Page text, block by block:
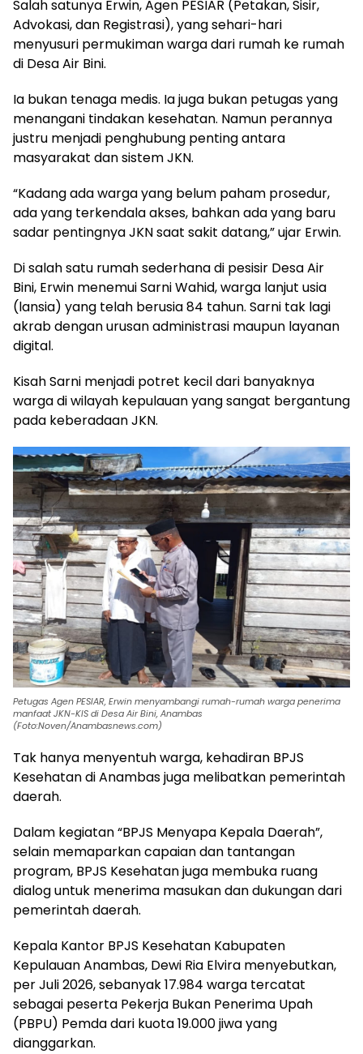
Salah satunya Erwin, Agen PESIAR (Petakan, Sisir,
Advokasi, dan Registrasi), yang sehari-hari
menyusuri permukiman warga dari rumah ke rumah
di Desa Air Bini.
Ia bukan tenaga medis. Ia juga bukan petugas yang
menangani tindakan kesehatan. Namun perannya
justru menjadi penghubung penting antara
masyarakat dan sistem JKN.
“Kadang ada warga yang belum paham prosedur,
ada yang terkendala akses, bahkan ada yang baru
sadar pentingnya JKN saat sakit datang,” ujar Erwin.
Di salah satu rumah sederhana di pesisir Desa Air
Bini, Erwin menemui Sarni Wahid, warga lanjut usia
(lansia) yang telah berusia 84 tahun. Sarni tak lagi
akrab dengan urusan administrasi maupun layanan
digital.
Kisah Sarni menjadi potret kecil dari banyaknya
warga di wilayah kepulauan yang sangat bergantung
pada keberadaan JKN.
Petugas Agen PESIAR, Erwin menyambangi rumah-rumah warga penerima
manfaat JKN-KIS di Desa Air Bini, Anambas
(Foto:Noven/Anambasnews.com)
Tak hanya menyentuh warga, kehadiran BPJS
Kesehatan di Anambas juga melibatkan pemerintah
daerah.
Dalam kegiatan “BPJS Menyapa Kepala Daerah”,
selain memaparkan capaian dan tantangan
program, BPJS Kesehatan juga membuka ruang
dialog untuk menerima masukan dan dukungan dari
pemerintah daerah.
Kepala Kantor BPJS Kesehatan Kabupaten
Kepulauan Anambas, Dewi Ria Elvira menyebutkan,
per Juli 2026, sebanyak 17.984 warga tercatat
sebagai peserta Pekerja Bukan Penerima Upah
(PBPU) Pemda dari kuota 19.000 jiwa yang
dianggarkan.